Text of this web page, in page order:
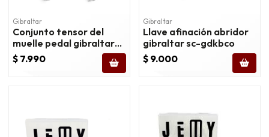
Gibraltar
Conjunto tensor del
muelle pedal gibraltar
sc-0053
$ 7.990
Gibraltar
Llave afinación abridor
gibraltar sc-gdkbco
$ 9.000